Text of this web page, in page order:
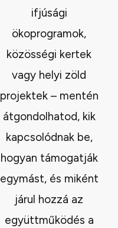
ifjúsági
ökoprogramok,
közösségi kertek
vagy helyi zöld
projektek – mentén
átgondolhatod, kik
kapcsolódnak be,
hogyan támogatják
egymást, és miként
járul hozzá az
együttműködés a